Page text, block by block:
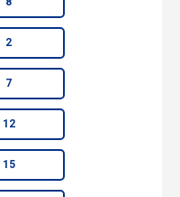
2
7
12
15